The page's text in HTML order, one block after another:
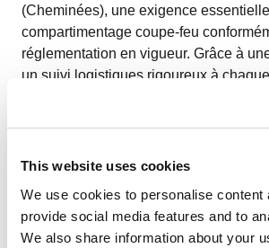
This website uses cookies
We use cookies to personalise content
provide social media features and to
We also share information about your
(Cheminées), une exigence
compartimentage coupe-feu
réglementation en vigueur. Grâce à
un suivi logistiques rigoureux à
a livré des camions complets de
sur le chantier, respectant ainsi les
fonction des différentes phases
d’installation adaptés aux conduits de
Le client